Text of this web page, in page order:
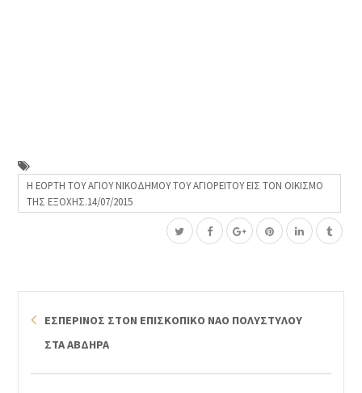
Η ΕΟΡΤΗ ΤΟΥ ΑΓΙΟΥ ΝΙΚΟΔΗΜΟΥ ΤΟΥ ΑΓΙΟΡΕΙΤΟΥ ΕΙΣ ΤΟΝ ΟΙΚΙΣΜΟ
ΤΗΣ ΕΞΟΧΗΣ.14/07/2015
ΕΣΠΕΡΙΝΟΣ ΣΤΟΝ ΕΠΙΣΚΟΠΙΚΟ ΝΑΟ ΠΟΛΥΣΤΥΛΟΥ
ΣΤΑ ΑΒΔΗΡΑ